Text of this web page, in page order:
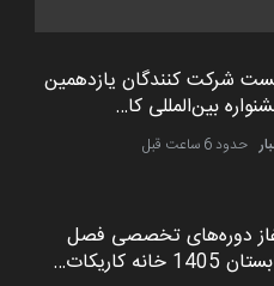
شرکت کنندگان یازدهمین
بین‌المللی کا…
حدود 6 ساعت قبل
دوره‌های تخصصی فصل
1405 خانه کاریکات…